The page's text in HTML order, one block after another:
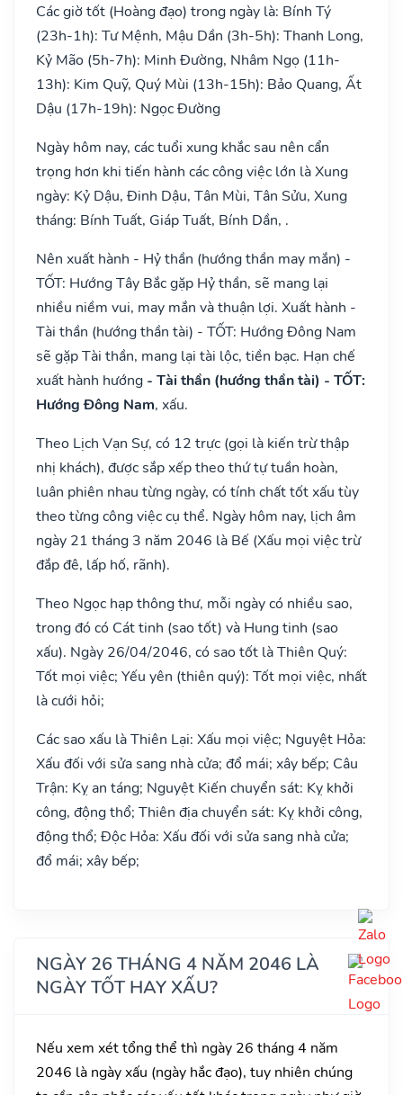
Các giờ tốt (Hoàng đạo) trong ngày là: Bính Tý
(23h-1h): Tư Mệnh, Mậu Dần (3h-5h): Thanh Long,
Kỷ Mão (5h-7h): Minh Đường, Nhâm Ngọ (11h-
13h): Kim Quỹ, Quý Mùi (13h-15h): Bảo Quang, Ất
Dậu (17h-19h): Ngọc Đường
Ngày hôm nay, các tuổi xung khắc sau nên cẩn
trọng hơn khi tiến hành các công việc lớn là Xung
ngày: Kỷ Dậu, Đinh Dậu, Tân Mùi, Tân Sửu, Xung
tháng: Bính Tuất, Giáp Tuất, Bính Dần, .
Nên xuất hành - Hỷ thần (hướng thần may mắn) -
TỐT: Hướng Tây Bắc gặp Hỷ thần, sẽ mang lại
nhiều niềm vui, may mắn và thuận lợi. Xuất hành -
Tài thần (hướng thần tài) - TỐT: Hướng Đông Nam
sẽ gặp Tài thần, mang lại tài lộc, tiền bạc. Hạn chế
xuất hành hướng - Tài thần (hướng thần tài) - TỐT:
Hướng Đông Nam, xấu.
Theo Lịch Vạn Sự, có 12 trực (gọi là kiến trừ thập
nhị khách), được sắp xếp theo thứ tự tuần hoàn,
luân phiên nhau từng ngày, có tính chất tốt xấu tùy
theo từng công việc cụ thể. Ngày hôm nay, lịch âm
ngày 21 tháng 3 năm 2046 là Bế (Xấu mọi việc trừ
đắp đê, lấp hố, rãnh).
Theo Ngọc hạp thông thư, mỗi ngày có nhiều sao,
trong đó có Cát tinh (sao tốt) và Hung tinh (sao
xấu). Ngày 26/04/2046, có sao tốt là Thiên Quý:
Tốt mọi việc; Yếu yên (thiên quý): Tốt mọi việc, nhất
là cưới hỏi;
Các sao xấu là Thiên Lại: Xấu mọi việc; Nguyệt Hỏa:
Xấu đối với sửa sang nhà cửa; đổ mái; xây bếp; Câu
Trận: Kỵ an táng; Nguyệt Kiến chuyển sát: Kỵ khởi
công, động thổ; Thiên địa chuyển sát: Kỵ khởi công,
động thổ; Độc Hỏa: Xấu đối với sửa sang nhà cửa;
đổ mái; xây bếp;
NGÀY 26 THÁNG 4 NĂM 2046 LÀ
NGÀY TỐT HAY XẤU?
Nếu xem xét tổng thể thì ngày 26 tháng 4 năm
2046 là ngày xấu (ngày hắc đạo), tuy nhiên chúng